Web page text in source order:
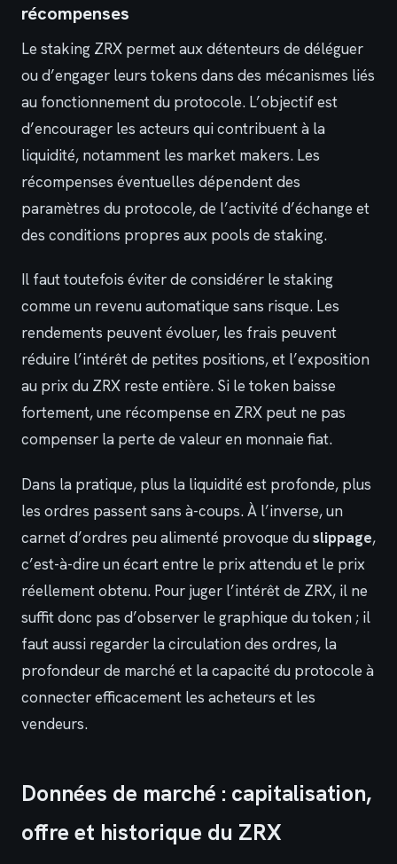
récompenses
Le staking ZRX permet aux détenteurs de déléguer
ou d’engager leurs tokens dans des mécanismes liés
au fonctionnement du protocole. L’objectif est
d’encourager les acteurs qui contribuent à la
liquidité, notamment les market makers. Les
récompenses éventuelles dépendent des
paramètres du protocole, de l’activité d’échange et
des conditions propres aux pools de staking.
Il faut toutefois éviter de considérer le staking
comme un revenu automatique sans risque. Les
rendements peuvent évoluer, les frais peuvent
réduire l’intérêt de petites positions, et l’exposition
au prix du ZRX reste entière. Si le token baisse
fortement, une récompense en ZRX peut ne pas
compenser la perte de valeur en monnaie fiat.
Dans la pratique, plus la liquidité est profonde, plus
les ordres passent sans à-coups. À l’inverse, un
carnet d’ordres peu alimenté provoque duslippage,
c’est-à-dire un écart entre le prix attendu et le prix
réellement obtenu. Pour juger l’intérêt de ZRX, il ne
suffit donc pas d’observer le graphique du token ; il
faut aussi regarder la circulation des ordres, la
profondeur de marché et la capacité du protocole à
connecter efficacement les acheteurs et les
vendeurs.
Données de marché : capitalisation,
offre et historique du ZRX